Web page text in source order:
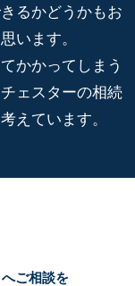
るかどうかもお
います。
かかってしまう
ェスターの相続
えています。
ご相談を